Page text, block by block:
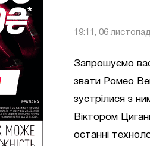
19:11, 06
Запрошуємо
звати Ромео
зустрілися з
Віктором
останні